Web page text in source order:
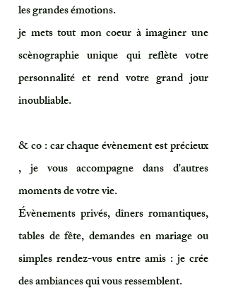
les grandes émotions.
je mets tout mon coeur à imaginer une
scènographie unique qui reflète votre
personnalité et rend votre grand jour
inoubliable.
& co : car chaque évènement est précieux
, je vous accompagne dans d'autres
moments de votre vie.
Évènements privés, dîners romantiques,
tables de fête, demandes en mariage ou
simples rendez-vous entre amis : je crée
des ambiances qui vous ressemblent.